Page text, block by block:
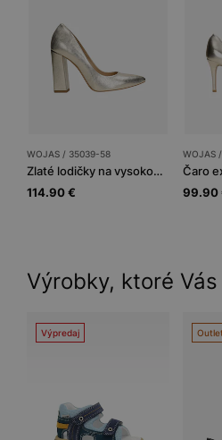
WOJAS / 35039-58
Zlaté lodičky na vysokom podpätku
114.90 €
WOJAS
99.90
Výrobky, ktoré
Výpredaj Outlet